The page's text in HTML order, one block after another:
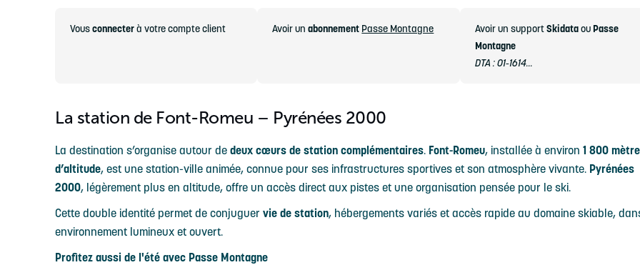
Vousconnecterà votre compte client Avoir unabonnement Passe Montagne Avoir un supportSkidataou Passe
Montagne
DTA : 01-1614...
La station de Font-Romeu – Pyrénées 2000
La destination s’organise autour de deux cœurs de station complémentaires. Font-Romeu, installée à environ 1 800
d’altitude, est une station-ville animée, connue pour ses infrastructures sportives et son atmosphère vivante. Pyrénées
2000, légèrement plus en altitude, offre un accès direct aux pistes et une organisation pensée pour le ski.
Cette double identité permet de conjuguer vie de station, hébergements variés et accès rapide au domaine skiable,
environnement lumineux et ouvert.
Profitez aussi de l'été avec Passe Montagne